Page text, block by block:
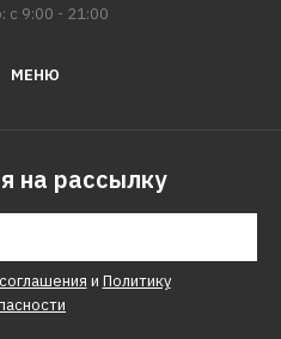
с 9:00 - 21:00
МЕНЮ
на рассылку
и Политику